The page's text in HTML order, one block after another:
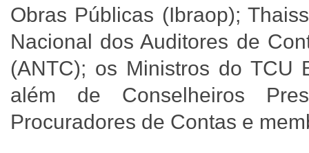
Obras Públicas (Ibraop);
Nacional dos Auditores de
(ANTC); os Ministros do TCU
além de Conselheiros
Procuradores de Contas e